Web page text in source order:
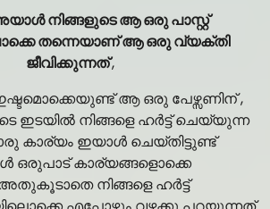
നിങ്ങളുടെ ആ ഒരു പാസ്റ്റ്
തന്നെയാണ് ആ ഒരു വ്യക്തി
ജീവിക്കുന്നത്,
ആ ഒരു പേഴ്സണിന് ,
ഇടയിൽ നിങ്ങളെ ഹർട്ട് ചെയ്യുന്ന
കാര്യം ഇയാൾ ചെയ്തിട്ടുണ്ട്
ഒരുപാട് കാര്യങ്ങളൊക്കെ
അതുകൂടാതെ നിങ്ങളെ ഹർട്ട്